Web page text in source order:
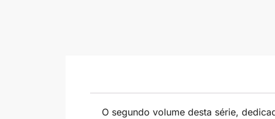
O segundo volume desta série,